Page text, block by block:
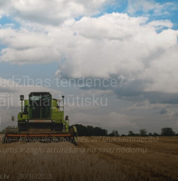
tendence?
atklāj būtisku
– kā jau visās nozarēs, arī lauksaimniecībā
ir zagļu atturēšana no savu nodomu
- 30/10/2023